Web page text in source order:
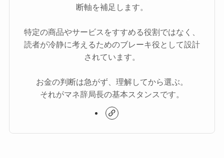
断軸を補足します。
特定の商品やサービスをすすめる役割ではなく、
読者が冷静に考えるためのブレーキ役として設計
されています。
お金の判断は急がず、理解してから選ぶ。
それがマネ辞局長の基本スタンスです。